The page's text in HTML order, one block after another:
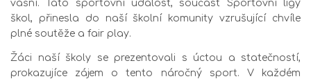
vášní. Tato sportovní událost, součást Sportovní ligy
škol, přinesla do naší školní komunity vzrušující chvíle
plné soutěže a fair play.
Žáci naší školy se prezentovali s úctou a statečností,
prokazujíce zájem o tento náročný sport. V každém